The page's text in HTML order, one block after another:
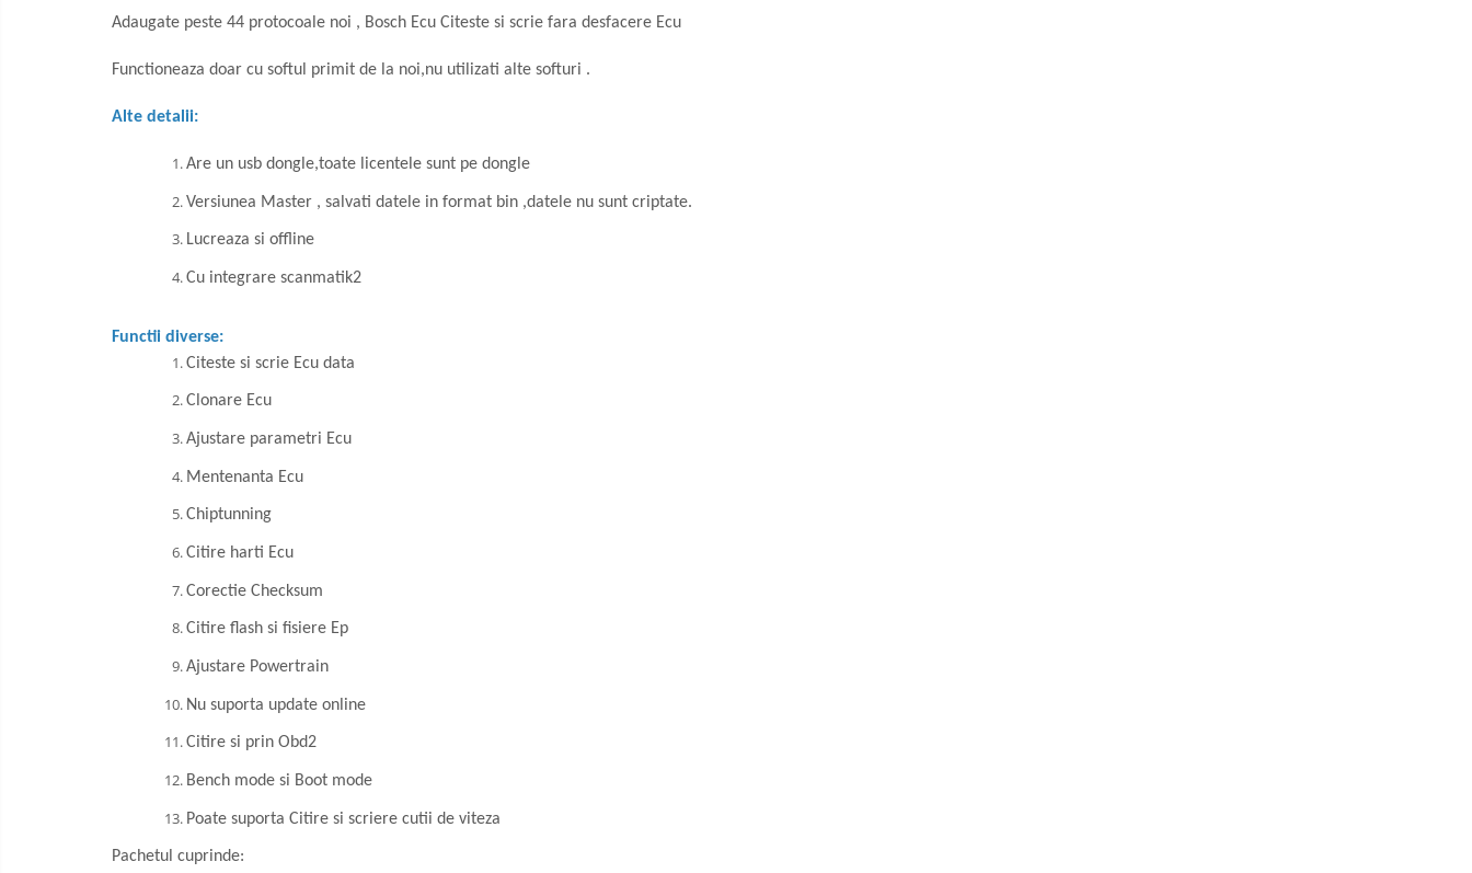
Adaugate peste 44 protocoale noi , Bosch Ecu Citeste si scrie fara desfacere Ecu
Functioneaza doar cu softul primit de la noi,nu utilizati alte softuri .
Alte detalii:
Are un usb dongle,toate licentele sunt pe dongle
Versiunea Master , salvati datele in format bin ,datele nu sunt criptate.
Lucreaza si offline
Cu integrare scanmatik2
Functii diverse:
Citeste si scrie Ecu data
Clonare Ecu
Ajustare parametri Ecu
Mentenanta Ecu
Chiptunning
Citire harti Ecu
Corectie Checksum
Citire flash si fisiere Ep
Ajustare Powertrain
Nu suporta update online
Citire si prin Obd2
Bench mode si Boot mode
Poate suporta Citire si scriere cutii de viteza
Pachetul cuprinde: